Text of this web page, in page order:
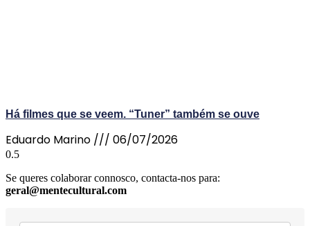
Há filmes que se veem. “Tuner” também se ouve
Eduardo Marino 06/07/2026
Se queres colaborar connosco, contacta-nos para:
geral@mentecultural.com